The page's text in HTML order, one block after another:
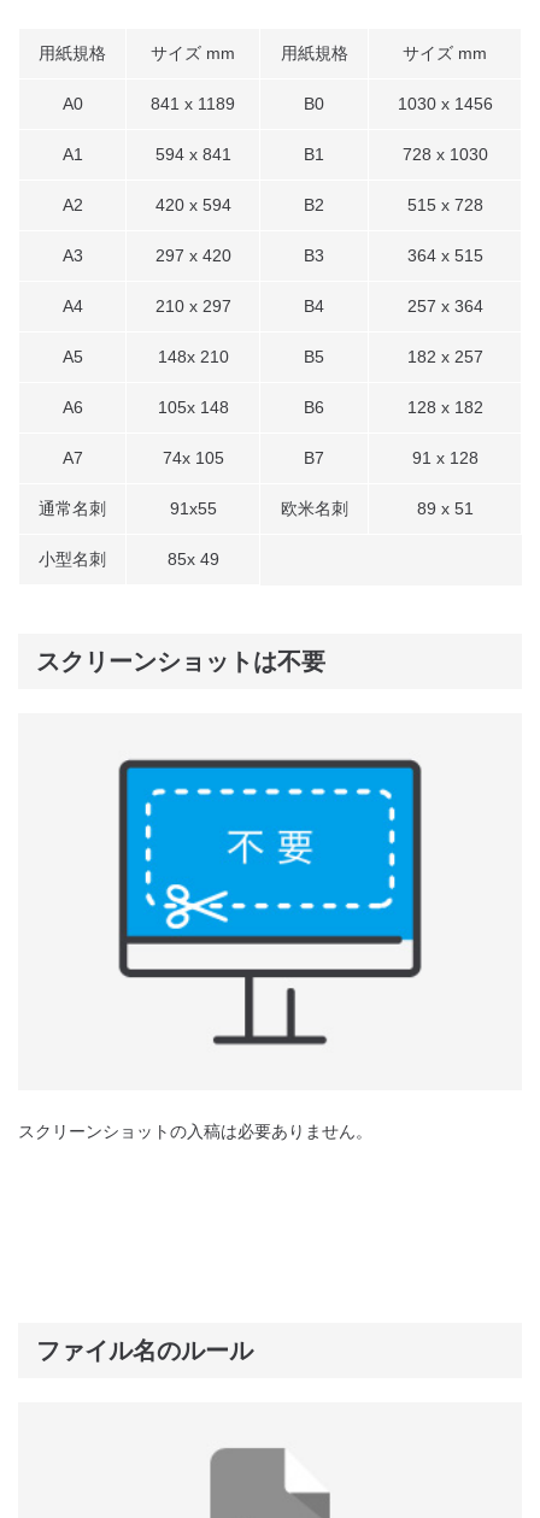
用紙規格 サイズ mm 用紙規格 サイズ mm
A0 841 x 1189 B0 1030 x 1456
A1 594 x 841 B1 728 x 1030
A2 420 x 594 B2 515 x 728
A3 297 x 420 B3 364 x 515
A4 210 x 297 B4 257 x 364
A5 148x 210 B5 182 x 257
A6 105x 148 B6 128 x 182
A7 74x 105 B7 91 x 128
通常名刺 91x55 欧米名刺 89 x 51
小型名刺 85x 49
スクリーンショットは不要
スクリーンショットの入稿は必要ありません。
ファイル名のルール